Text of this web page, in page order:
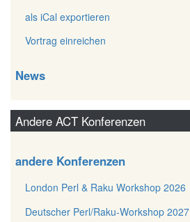
als iCal exportieren
Vortrag einreichen
News
Andere ACT Konferenzen
andere Konferenzen
London Perl & Raku Workshop 2026
Deutscher Perl/Raku-Workshop 2027